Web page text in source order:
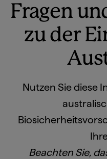
Fragen
zu der
Nutzen Sie diese
Beachten Sie,